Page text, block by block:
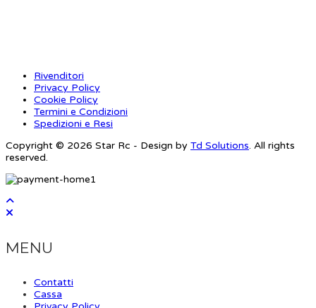
Rivenditori
Privacy Policy
Cookie Policy
Termini e Condizioni
Spedizioni e Resi
Copyright © 2026 Star Rc - Design by Td Solutions. All rights
reserved.
MENU
Contatti
Cassa